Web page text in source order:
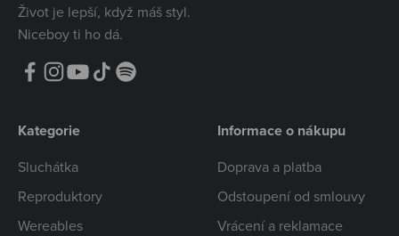
Život je lepší, když máš styl.
Niceboy ti ho dá.
Kategorie
Sluchátka
Reproduktory
Wereables
Informace o nákupu
Doprava a platba
Odstoupení od smlouvy
Vrácení a reklamace